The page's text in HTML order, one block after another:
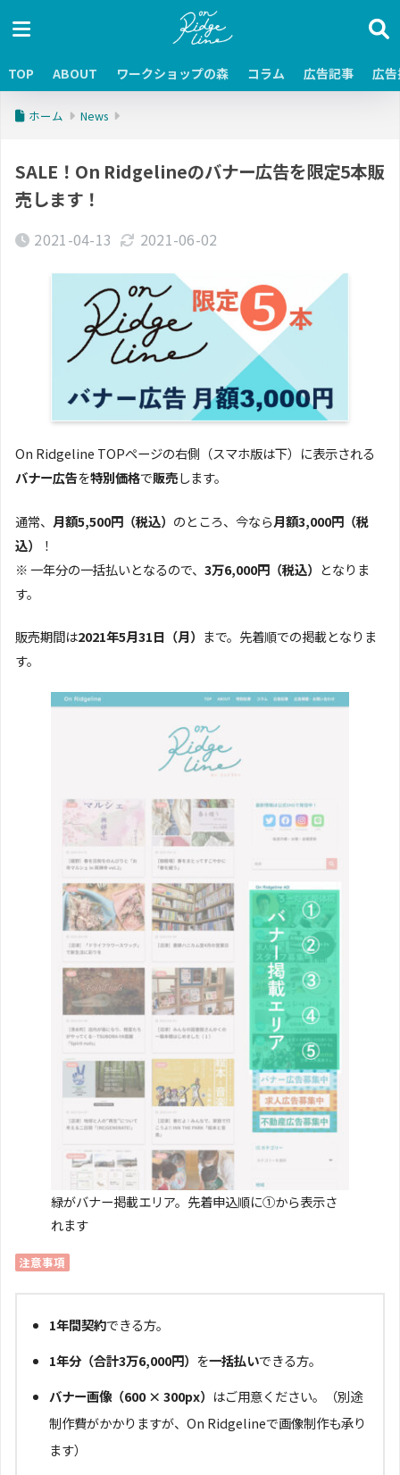
TOP ABOUT ワークショップの森 コラム 広告記事 広
ホーム News
SALE！On Ridgelineのバナー広告を限定5本販
売します！
2021-04-13 2021-06-02
On Ridgeline TOPページの右側（スマホ版は下）に表示される
バナー広告を特別価格で販売します。
通常、 月額5,500円（税込） のところ、今なら月額3,000円（税
込）
！
※ 一年分の一括払いとなるので、 3万6,000円（税込） となりま
す。
販売期間は2021年5月31日（月） まで。先着順での掲載となりま
す。
緑がバナー掲載エリア。先着申込順に①から表示さ
れます
注意事項
1年間契約できる方。
1年分（合計3万6,000円） を一括払いできる方。
バナー画像（600 × 300px） はご用意ください。（別途
制作費がかかりますが、On Ridgelineで画像制作も承り
ます）